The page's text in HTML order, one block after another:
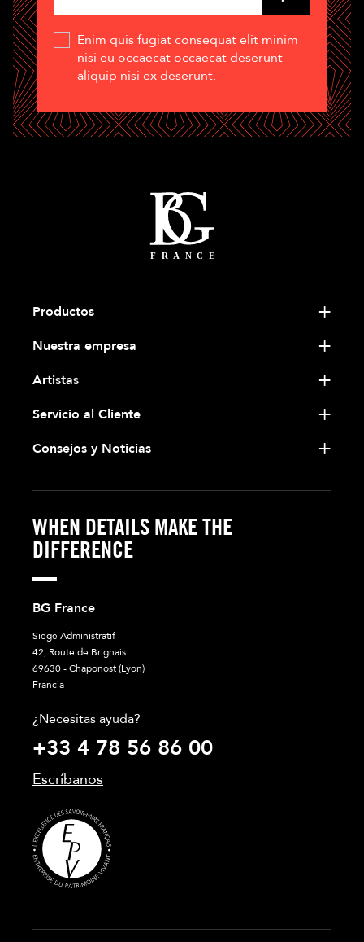
Enim quis fugiat consequat elit minim
nisi eu occaecat occaecat deserunt
aliquip nisi ex deserunt.
Productos
Nuestra empresa
Artistas
Servicio al Cliente
Consejos y Noticias
WHEN DETAILS MAKE THE
DIFFERENCE
BG France
Siège Administratif
42, Route de Brignais
69630 - Chaponost (Lyon)
Francia
¿Necesitas ayuda?
+33 4 78 56 86 00
Escríbanos